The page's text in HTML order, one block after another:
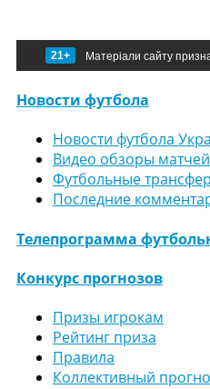
21+ Матеріали сайту
Новости футбола
Новости футбола
Видео обзоры матчей
Футбольные
Последние
Телепрограмма
Конкурс прогнозов
Призы игрокам
Рейтинг приза
Правила
Коллективный